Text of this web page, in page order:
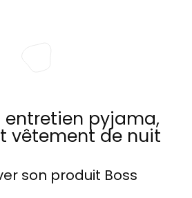
entretien pyjama,
vêtement de nuit
son produit Boss